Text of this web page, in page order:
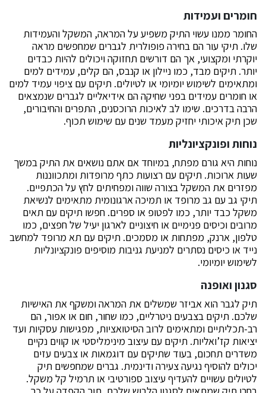
חומרים ועמידות
החומר ממנו עשוי התיק משפיע על המראה, המשקל והעמידות
שלו. תיקי עור הם בחירה פופולרית לגברים שמחפשים מראה
יוקרתי ומקצועי, אך הם דורשים תחזוקה ויכולים להיות כבדים
יותר. תיקים מבד, כמו ניילון או קנבס, הם קלים, עמידים למים
ומתאימים לשימוש יומיומי או לטיולים. תיקים עם ציפוי עמיד למים
או חומרים עמידים בפני שחיקה הם אידיאליים לגברים שנמצאים
הרבה בדרכים. שימו לב לאיכות הרוכסנים, התפרים והחיבורים,
שכן תיק איכותי יחזיק מעמד שנים עם שימוש תכוף.
נוחות ופונקציונליות
נוחות היא גורם מפתח, במיוחד אם אתם נושאים את התיק במשך
שעות ארוכות. תיקים עם רצועות כתף מרופדות ומתכווננות
מפזרים את המשקל בצורה שווה ומפחיתים לחץ על הכתפיים.
תיקי גב עם גב מרופד או תמיכה ארגונומית מתאימים לנשיאת
משקל כבד יותר, כמו לפטופ או ספרים. חפשו תיקים עם תאים
מרובים וכיסים פנימיים או חיצוניים לארגון יעיל של חפצים, כמו
טלפון, ארנק, מפתחות או מסמכים. תיקים עם תא מרופד למחשב
נייד או כיסים נסתרים למניעת גניבות מוסיפים פונקציונליות
לשימוש יומיומי.
סגנון ואופנה
תיק לגבר הוא אביזר שמשלים את המראה ומשקף את האישיות
שלכם. תיקים בצבעים ניטרליים, כמו שחור, חום או אפור, הם
רב-תכליתיים ומתאימים לרוב הסיטואציות, מפגישות עסקיות ועד
יציאות קז’ואליות. תיקים עם עיצוב מינימליסטי או קווים נקיים
משדרים תחכום, בעוד שתיקים עם דוגמאות או צבעים עזים
יכולים להוסיף נגיעה צעירה ודינמית. גברים שמחפשים תיק
לטיולים עשויים להעדיף עיצוב ספורטיבי או תרמיל קל משקל.